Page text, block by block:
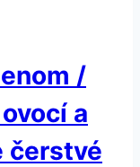
/
a
čerstvé